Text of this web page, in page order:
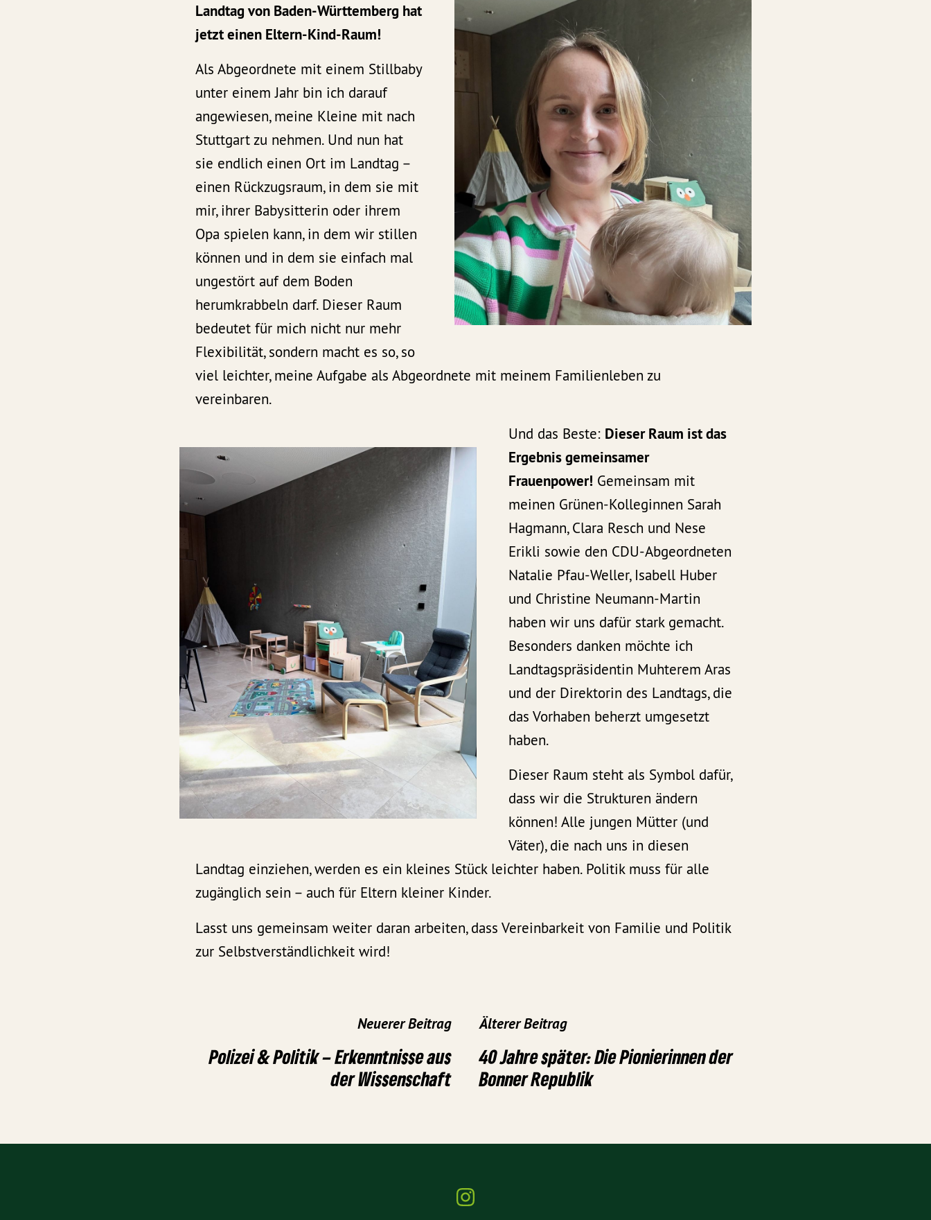
Landtag von Baden-Württemberg hat
jetzt einen Eltern-Kind-Raum!
Als Abgeordnete mit einem Stillbaby
unter einem Jahr bin ich darauf
angewiesen, meine Kleine mit nach
Stuttgart zu nehmen. Und nun hat
sie endlich einen Ort im Landtag –
einen Rückzugsraum, in dem sie mit
mir, ihrer Babysitterin oder ihrem
Opa spielen kann, in dem wir stillen
können und in dem sie einfach mal
ungestört auf dem Boden
herumkrabbeln darf. Dieser Raum
bedeutet für mich nicht nur mehr
Flexibilität, sondern macht es so, so
viel leichter, meine Aufgabe als Abgeordnete mit meinem Familienleben zu
vereinbaren.
Und das Beste: Dieser Raum ist das
Ergebnis gemeinsamer
Frauenpower!Gemeinsam mit
meinen Grünen-Kolleginnen Sarah
Hagmann, Clara Resch und Nese
Erikli sowie den CDU-Abgeordneten
Natalie Pfau-Weller, Isabell Huber
und Christine Neumann-Martin
haben wir uns dafür stark gemacht.
Besonders danken möchte ich
Landtagspräsidentin Muhterem Aras
und der Direktorin des Landtags, die
das Vorhaben beherzt umgesetzt
haben.
Dieser Raum steht als Symbol dafür,
dass wir die Strukturen ändern
können! Alle jungen Mütter (und
Väter), die nach uns in diesen
Landtag einziehen, werden es ein kleines Stück leichter haben. Politik muss für alle
zugänglich sein – auch für Eltern kleiner Kinder.
Lasst uns gemeinsam weiter daran arbeiten, dass Vereinbarkeit von Familie und Politik
zur Selbstverständlichkeit wird!
Neuerer Beitrag
Polizei & Politik – Erkenntnisse aus
der Wissenschaft
Älterer Beitrag
40 Jahre später: Die Pionierinnen der
Bonner Republik